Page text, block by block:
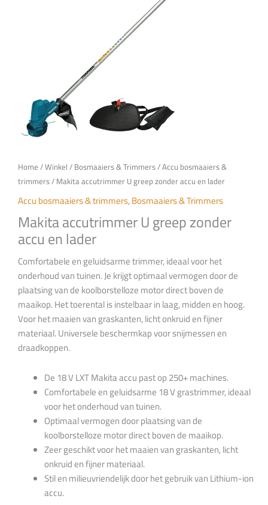
Home /Winkel / Bosmaaiers & Trimmers/Accu bosmaaiers &
trimmers/ Makita accutrimmer U greep zonder accu en lader
Accu bosmaaiers & trimmers,Bosmaaiers & Trimmers
Makita accutrimmer U greep zonder
accu en lader
Comfortabele en geluidsarme trimmer, ideaal voor het
onderhoud van tuinen. Je krijgt optimaal vermogen door de
plaatsing van de koolborstelloze motor direct boven de
maaikop. Het toerental is instelbaar in laag, midden en hoog.
Voor het maaien van graskanten, licht onkruid en fijner
materiaal. Universele beschermkap voor snijmessen en
draadkoppen.
De 18 V LXT Makita accu past op 250+ machines.
Comfortabele en geluidsarme 18 V grastrimmer, ideaal
voor het onderhoud van tuinen.
Optimaal vermogen door plaatsing van de
koolborstelloze motor direct boven de maaikop.
Zeer geschikt voor het maaien van graskanten, licht
onkruid en fijner materiaal.
Stil en milieuvriendelijk door het gebruik van Lithium-ion
accu.